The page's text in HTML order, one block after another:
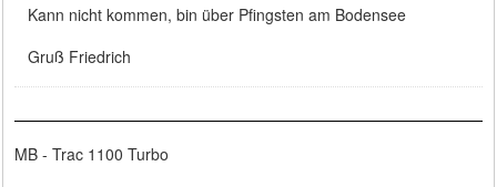
Kann nicht kommen, bin über Pfingsten am Bodensee
Gruß Friedrich
MB - Trac 1100 Turbo